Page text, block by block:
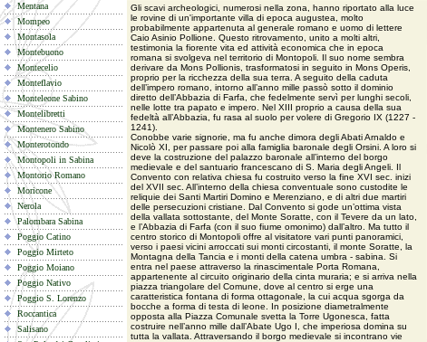
Mentana
Mompeo
Montasola
Montebuono
Montecelio
Monteflavio
Monteleone Sabino
Montelibretti
Montenero Sabino
Monterotondo
Montopoli in Sabina
Montorio Romano
Moricone
Nerola
Palombara Sabina
Poggio Catino
Poggio Mirteto
Poggio Moiano
Poggio Nativo
Poggio S. Lorenzo
Roccantica
Salisano
Gli scavi archeologici, numerosi nella zona, hanno riportato alla luce
le rovine di un'importante villa di epoca augustea, molto
probabilmente appartenuta al generale romano e uomo di lettere
Caio Asinio Pollione. Questo ritrovamento, unito a molti altri,
testimonia la fiorente vita ed attività economica che in epoca
romana si svolgeva nel territorio di Montopoli. Il suo nome sembra
derivare da Mons Pollionis, trasformatosi in seguito in Mons Operis,
proprio per la ricchezza della sua terra. A seguito della caduta
dell’impero romano, intorno all’anno mille passò sotto il dominio
diretto dell’Abbazia di Farfa, che fedelmente servì per lunghi secoli,
nelle lotte tra papato e impero. Nel XIII proprio a causa della sua
fedeltà all’Abbazia, fu rasa al suolo per volere di Gregorio IX (1227 -
1241).
Conobbe varie signorie, ma fu anche dimora degli Abati Arnaldo e
Nicolò XI, per passare poi alla famiglia baronale degli Orsini. A loro si
deve la costruzione del palazzo baronale all’interno del borgo
medievale e del santuario francescano di S. Maria degli Angeli. Il
Convento con relativa chiesa fu costruito verso la fine XVI sec. inizi
del XVII sec. All’interno della chiesa conventuale sono custodite le
reliquie dei Santi Martiri Domino e Merenziano, e di altri due martiri
delle persecuzioni cristiane. Dal Convento si gode un’ottima vista
della vallata sottostante, del Monte Soratte, con il Tevere da un lato,
e l’Abbazia di Farfa (con il suo fiume omonimo) dall’altro. Ma tutto il
centro storico di Montopoli offre al visitatore vari punti panoramici,
verso i paesi vicini arroccati sui monti circostanti, il monte Soratte, la
Montagna della Tancia e i monti della catena umbra - sabina. Si
entra nel paese attraverso la rinascimentale Porta Romana,
appartenente al circuito originario della cinta muraria; e si arriva nella
piazza triangolare del Comune, dove al centro si erge una
caratteristica fontana di forma ottagonale, la cui acqua sgorga da
bocche a forma di testa di leone. In posizione diametralmente
opposta alla Piazza Comunale svetta la Torre Ugonesca, fatta
costruire nell’anno mille dall’Abate Ugo I, che imperiosa domina su
tutta la vallata. Attraversando il borgo medievale si incontrano vie